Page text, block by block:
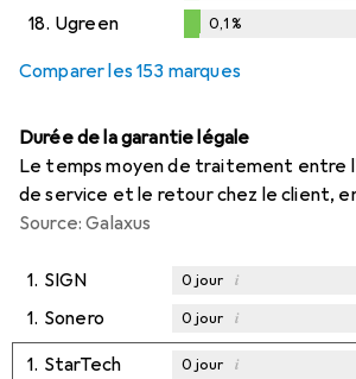
%
18. Ugreen 0,1%
Comparer les 153 marques
Durée de la garantie légale
Le temps moyen de traitement entre
de service et le retour chez le client,
Source: Galaxus
1. SIGN 0jour i
1. Sonero 0jour i
1. StarTech 0jour i